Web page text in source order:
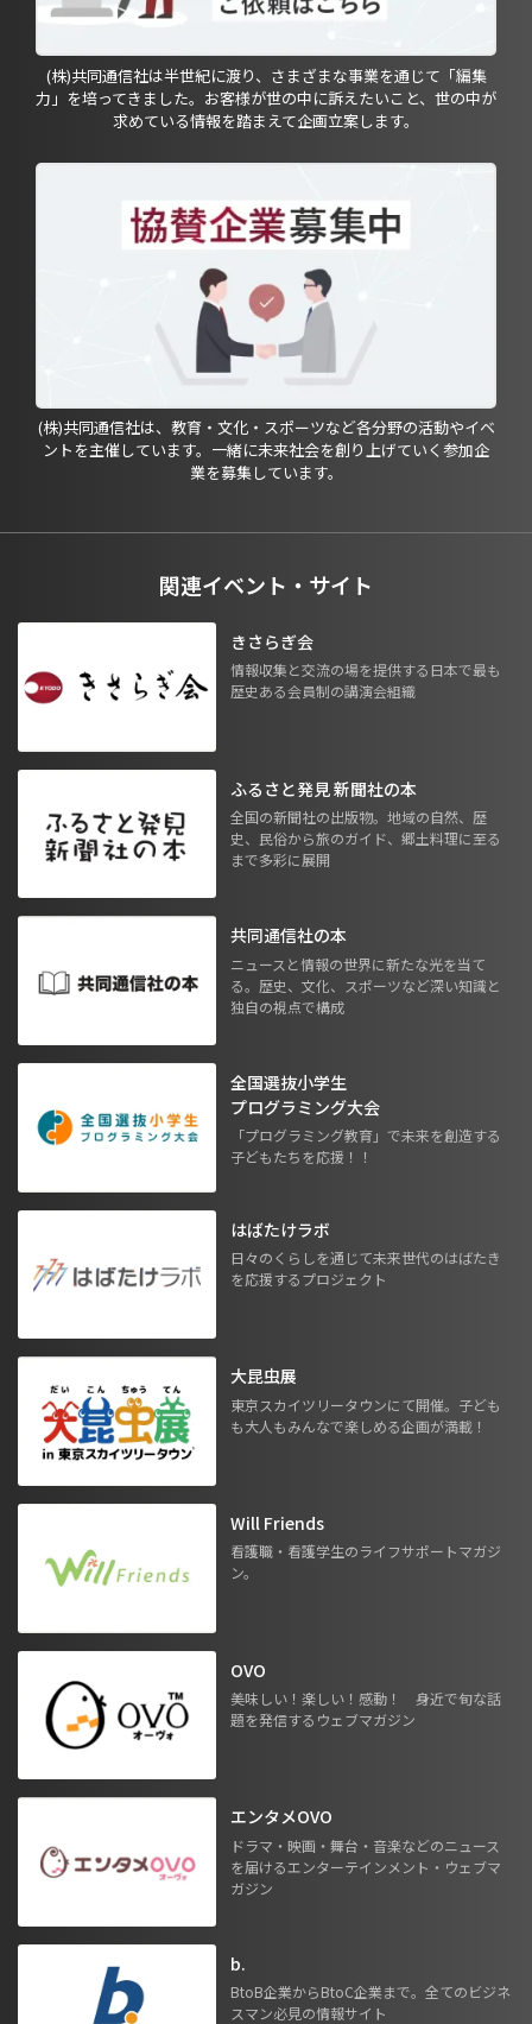
(株)共同通信社は半世紀に渡り、さまざまな事業を通じて「編集
力」を培ってきました。お客様が世の中に訴えたいこと、世の中が
求めている情報を踏まえて企画立案します。
(株)共同通信社は、教育・文化・スポーツなど各分野の活動やイベ
ントを主催しています。一緒に未来社会を創り上げていく参加企
業を募集しています。
関連イベント・サイト
きさらぎ会
情報収集と交流の場を提供する日本で最も
歴史ある会員制の講演会組織
ふるさと発見 新聞社の本
全国の新聞社の出版物。地域の自然、歴
史、民俗から旅のガイド、郷土料理に至る
まで多彩に展開
共同通信社の本
ニュースと情報の世界に新たな光を当て
る。歴史、文化、スポーツなど深い知識と
独自の視点で構成
全国選抜小学生
プログラミング大会
「プログラミング教育」で未来を創造する
子どもたちを応援！！
はばたけラボ
日々のくらしを通じて未来世代のはばたき
を応援するプロジェクト
大昆虫展
東京スカイツリータウンにて開催。子ども
も大人もみんなで楽しめる企画が満載！
Will Friends
看護職・看護学生のライフサポートマガジ
ン。
OVO
美味しい！楽しい！感動！ 身近で旬な話
題を発信するウェブマガジン
エンタメOVO
ドラマ・映画・舞台・音楽などのニュース
を届けるエンターテインメント・ウェブマ
ガジン
b.
BtoB企業からBtoC企業まで。全てのビジネ
スマン必見の情報サイト